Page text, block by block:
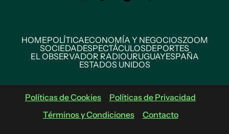
HOMEPOLÍTICAECONOMÍA Y NEGOCIOSZOOM
SOCIEDADESPECTÁCULOSDEPORTES
EL OBSERVADOR RADIOURUGUAYESPAÑA
ESTADOS UNIDOS
Políticas de Cookies
Políticas de Privacidad
Términos y Condiciones
Contacto